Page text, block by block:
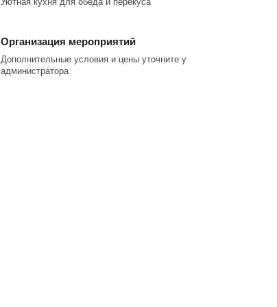
Организация мероприятий
Дополнительные условия и цены уточните у
администратора